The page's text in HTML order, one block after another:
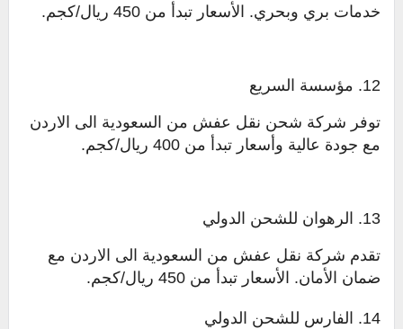
خدمات بري وبحري. الأسعار تبدأ من 450 ريال/كجم.
12. مؤسسة السريع
توفر شركة شحن نقل عفش من السعودية الى الاردن
مع جودة عالية وأسعار تبدأ من 400 ريال/كجم.
13. الرهوان للشحن الدولي
تقدم شركة نقل عفش من السعودية الى الاردن مع
ضمان الأمان. الأسعار تبدأ من 450 ريال/كجم.
14. الفارس للشحن الدولي